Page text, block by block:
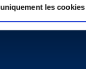
les